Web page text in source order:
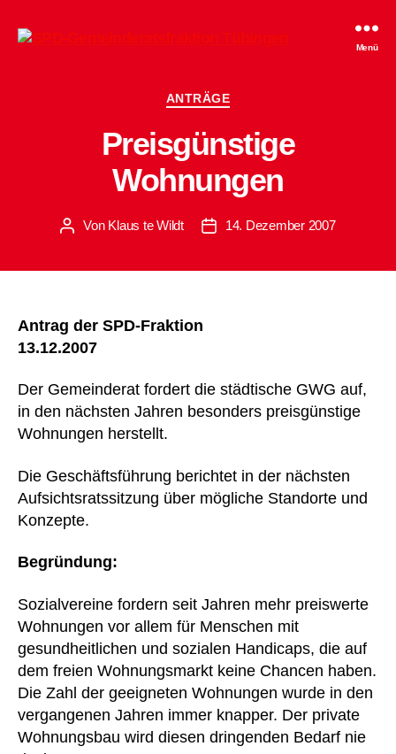
SPD-
Menü
Kategorien
ANTRÄGE
Preisgünstige
Wohnungen
Beitragsautor
Von Klaus te Wildt Beitragsdatum
14. Dezember 2007
Antrag der SPD-Fraktion
13.12.2007
Der Gemeinderat fordert die städtische GWG auf,
in den nächsten Jahren besonders preisgünstige
Wohnungen herstellt.
Die Geschäftsführung berichtet in der nächsten
Aufsichtsratssitzung über mögliche Standorte und
Konzepte.
Begründung:
Sozialvereine fordern seit Jahren mehr preiswerte
Wohnungen vor allem für Menschen mit
gesundheitlichen und sozialen Handicaps, die auf
dem freien Wohnungsmarkt keine Chancen haben.
Die Zahl der geeigneten Wohnungen wurde in den
vergangenen Jahren immer knapper. Der private
Wohnungsbau wird diesen dringenden Bedarf nie